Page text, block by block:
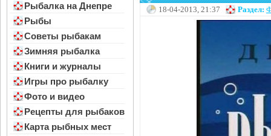
Рыбалка на Днепре
Рыбы
Советы рыбакам
Зимняя рыбалка
Книги и журналы
Игры про рыбалку
Фото и видео
Рецепты для рыбаков
Карта рыбных мест
18-04-2013, 21:37 Раздел: